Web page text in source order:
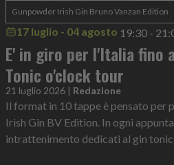
Gunpowder Irish Gin Bruno Vanzan Edition
17 luglio - 04 agosto 19:30 -
E' in giro per l'Italia fino
Tonic o'clock tour
21 luglio 2026 | Redazione
Il format in 10 tappe è pensato per
Irish Gin BV Edition. In ogni
intrattenimento dedicati al gin tonic